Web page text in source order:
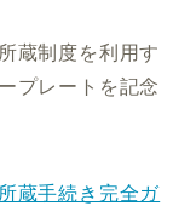
蔵制度を利用す
プレートを記念
蔵手続き完全ガ